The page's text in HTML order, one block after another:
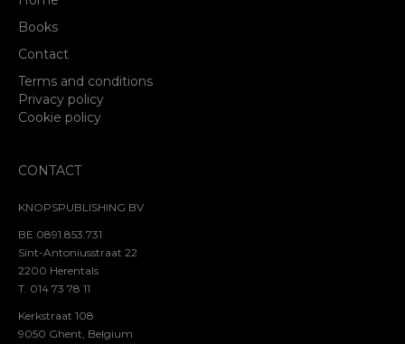
Books
Contact
Terms and conditions
Privacy policy
Cookie policy
CONTACT
KNOPSPUBLISHING BV
BE 0891.853.731
Sint-Antoniusstraat 22
2200 Herentals
T. 014 73 78 11
Kerkstraat 108
9050 Ghent, Belgium